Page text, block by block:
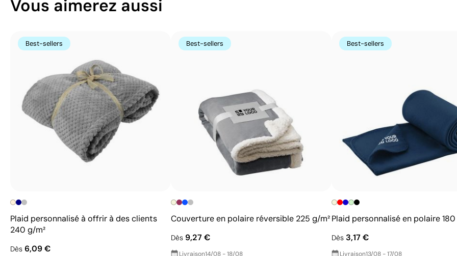
Résistance supérieure à un transfert digital
Idéal pour vêtements nécessitant des lavages
fréquents
Vous aimerez aussi
Best-sellers
Plaid personnalisé à offrir à des clients
240 g/m²
Dès 6,09 €
Best-sellers
Couverture en polaire réversible 225 g/m²
Dès9,27 €
Livraison14/08 - 18/08
Best-sellers
Plaid personnalisé en polaire 180
Dès3,17 €
Livraison13/08 - 17/08